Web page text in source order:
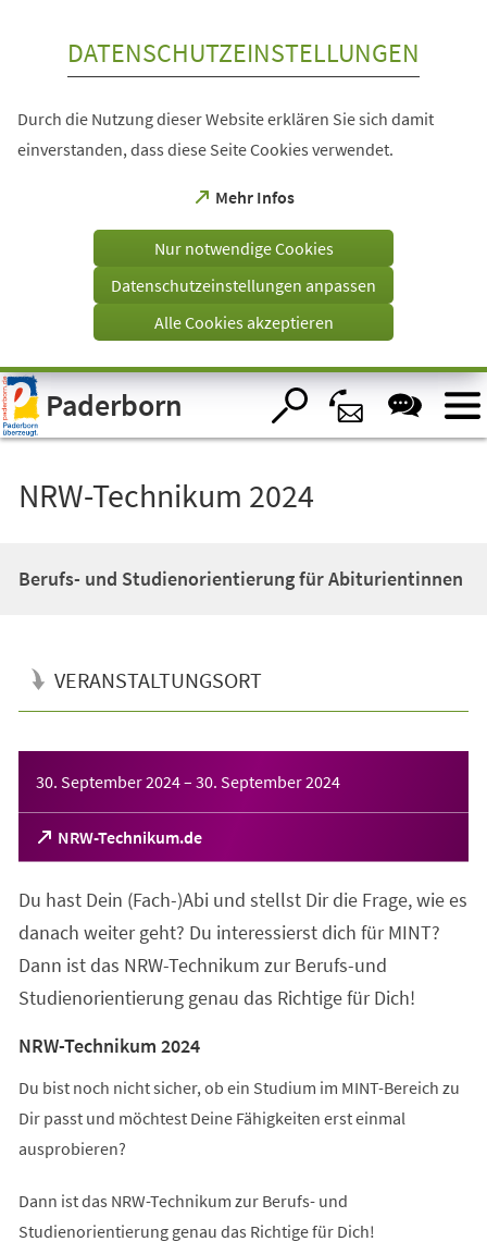
Visuelle
Assistenzsoftware
öffnen.
DATENSCHUTZEINSTELLUNGEN
Durch die Nutzung dieser Website erklären Sie sich damit
einverstanden, dass diese Seite Cookies verwendet.
Mehr Infos
(Öffnet
einem
Tab)
Nur notwendige Cookies
Datenschutzeinstellungen anpassen
Alle Cookies akzeptieren
Paderborn
NRW-Technikum 2024
Berufs- und Studienorientierung für Abiturientinnen
VERANSTALTUNGSORT
30. September 2024– 30. September 2024
NRW-Technikum.de
(Öffnet
in
neuen
Du hast Dein (Fach-)Abi und stellst Dir die Frage, wie es
danach weiter geht? Du interessierst dich für MINT?
Dann ist das NRW-Technikum zur Berufs-und
Studienorientierung genau das Richtige für Dich!
NRW-Technikum 2024
Du bist noch nicht sicher, ob ein Studium im MINT-Bereich zu
Dir passt und möchtest Deine Fähigkeiten erst einmal
ausprobieren?
Dann ist das NRW-Technikum zur Berufs- und
Studienorientierung genau das Richtige für Dich!